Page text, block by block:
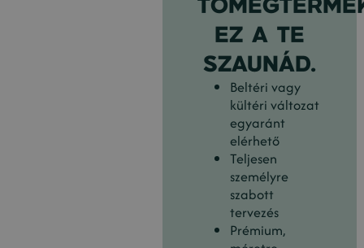
EZ A TE
SZAUNÁD.
Beltéri vagy
kültéri változat
egyaránt
elérhető
Teljesen
személyre
szabott
tervezés
Prémium,